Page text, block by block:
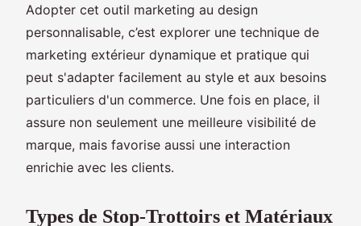
Adopter cet outil marketing au design
personnalisable, c’est explorer une technique de
marketing extérieur dynamique et pratique qui
peut s'adapter facilement au style et aux besoins
particuliers d'un commerce. Une fois en place, il
assure non seulement une meilleure visibilité de
marque, mais favorise aussi une interaction
enrichie avec les clients.
Types de Stop-Trottoirs et Matériaux